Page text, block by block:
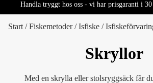
Handla tryggt hos oss - vi har prisgaranti i 30
Start /Fiskemetoder/Isfiske /
Skryllor
Med en skrylla eller stolsryggsäck får